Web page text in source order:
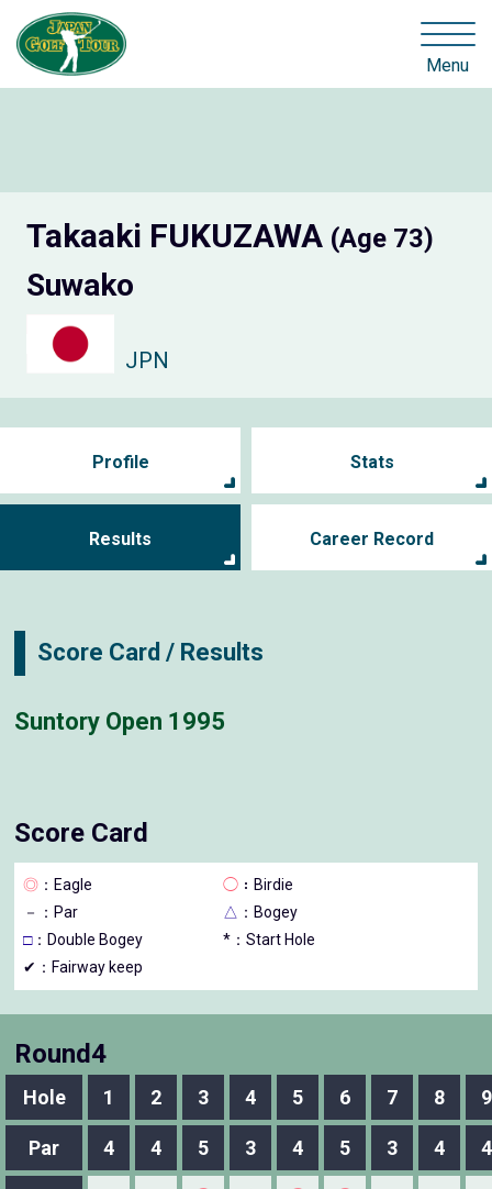
Menu
Takaaki FUKUZAWA (Age 73)
Suwako
JPN
Profile Stats
Results Career Record
Score Card / Results
Suntory Open 1995
Score Card
◎ ：Eagle ◯ ：Birdie
－
：Par △ ：Bogey
□：Double Bogey
*：Start Hole
✔：Fairway keep
Round4
Hole 1 2 3 4 5 6 7 8 9
Par 4 4 5 3 4 5 3 4 4